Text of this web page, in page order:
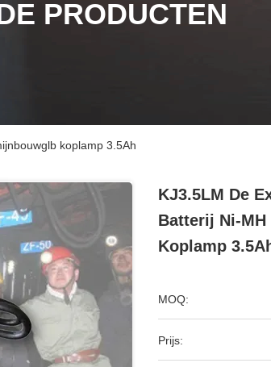
PRODUCTEN
koplamp 3.5Ah
KJ3.5LM De
Batterij Ni-
Koplamp
MOQ:
Prijs: